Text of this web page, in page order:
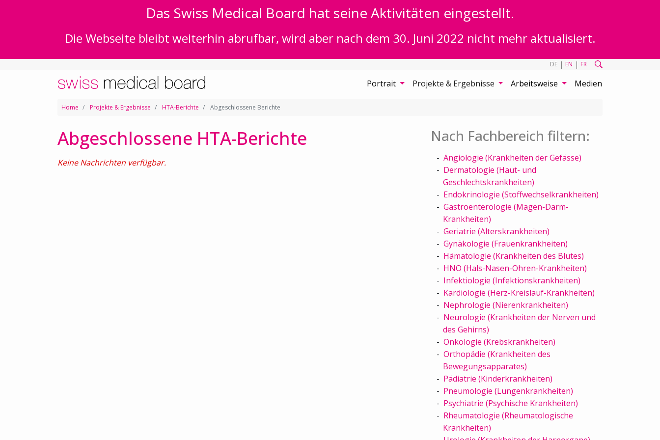
Das Swiss Medical Board hat seine Aktivitäten eingestellt.
Die Webseite bleibt weiterhin abrufbar, wird aber nach dem 30. Juni 2022 nicht mehr aktualisiert.
DE | EN | FR
Portrait Projekte & Ergebnisse Arbeitsweise Medien
Home Projekte & Ergebnisse HTA-Berichte Abgeschlossene Berichte
Abgeschlossene HTA-Berichte
Keine Nachrichten verfügbar.
Nach Fachbereich filtern:
Angiologie (Krankheiten der Gefässe)
Dermatologie (Haut- und
Geschlechtskrankheiten)
Endokrinologie (Stoffwechselkrankheiten)
Gastroenterologie (Magen-Darm-
Krankheiten)
Geriatrie (Alterskrankheiten)
Gynäkologie (Frauenkrankheiten)
Hämatologie (Krankheiten des Blutes)
HNO (Hals-Nasen-Ohren-Krankheiten)
Infektiologie (Infektionskrankheiten)
Kardiologie (Herz-Kreislauf-Krankheiten)
Nephrologie (Nierenkrankheiten)
Neurologie (Krankheiten der Nerven und
des Gehirns)
Onkologie (Krebskrankheiten)
Orthopädie (Krankheiten des
Bewegungsapparates)
Pädiatrie (Kinderkrankheiten)
Pneumologie (Lungenkrankheiten)
Psychiatrie (Psychische Krankheiten)
Rheumatologie (Rheumatologische
Krankheiten)